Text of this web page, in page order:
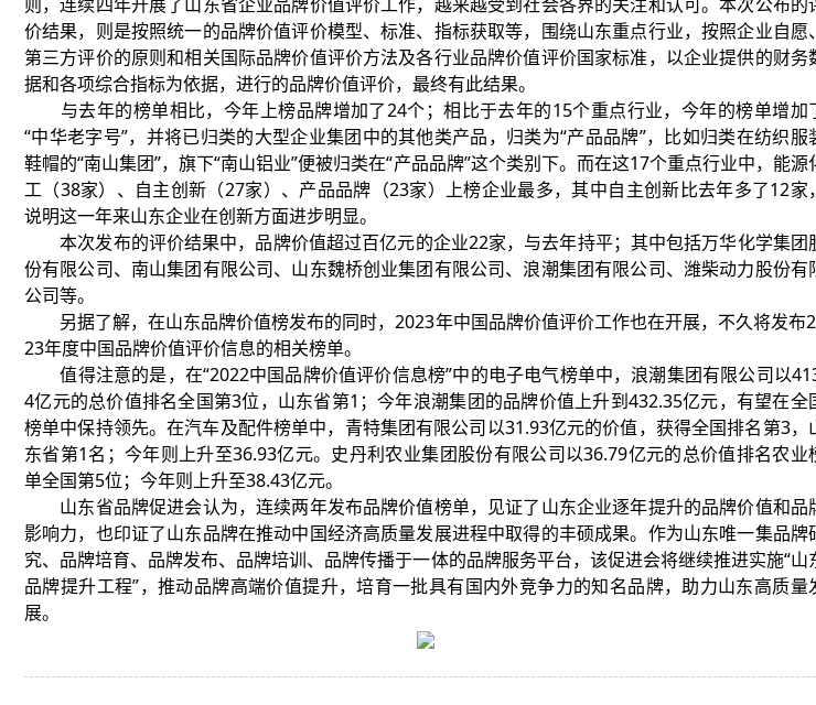
价结果，则是按照统一的品牌价值评价模型、标准、指标获取等，围绕山东重点行业，按照企业自愿、
第三方评价的原则和相关国际品牌价值评价方法及各行业品牌价值评价国家标准，以企业提供的财务
据和各项综合指标为依据，进行的品牌价值评价，最终有此结果。
与去年的榜单相比，今年上榜品牌增加了24个；相比于去年的15个重点行业，今年的榜单增加
“中华老字号”，并将已归类的大型企业集团中的其他类产品，归类为“产品品牌”，比如归类在纺织服
鞋帽的“南山集团”，旗下“南山铝业”便被归类在“产品品牌”这个类别下。而在这17个重点行业中，能源
工（38家）、自主创新（27家）、产品品牌（23家）上榜企业最多，其中自主创新比去年多了12家，
说明这一年来山东企业在创新方面进步明显。
本次发布的评价结果中，品牌价值超过百亿元的企业22家，与去年持平；其中包括万华化学集团
份有限公司、南山集团有限公司、山东魏桥创业集团有限公司、浪潮集团有限公司、潍柴动力股份有
公司等。
另据了解，在山东品牌价值榜发布的同时，2023年中国品牌价值评价工作也在开展，不久将发布
23年度中国品牌价值评价信息的相关榜单。
值得注意的是，在“2022中国品牌价值评价信息榜”中的电子电气榜单中，浪潮集团有限公司以
4亿元的总价值排名全国第3位，山东省第1；今年浪潮集团的品牌价值上升到432.35亿元，有望在全
榜单中保持领先。在汽车及配件榜单中，青特集团有限公司以31.93亿元的价值，获得全国排名第3，
东省第1名；今年则上升至36.93亿元。史丹利农业集团股份有限公司以36.79亿元的总价值排名农业
单全国第5位；今年则上升至38.43亿元。
山东省品牌促进会认为，连续两年发布品牌价值榜单，见证了山东企业逐年提升的品牌价值和品
影响力，也印证了山东品牌在推动中国经济高质量发展进程中取得的丰硕成果。作为山东唯一集品牌
究、品牌培育、品牌发布、品牌培训、品牌传播于一体的品牌服务平台，该促进会将继续推进实施“山
品牌提升工程”，推动品牌高端价值提升，培育一批具有国内外竞争力的知名品牌，助力山东高质量
展。